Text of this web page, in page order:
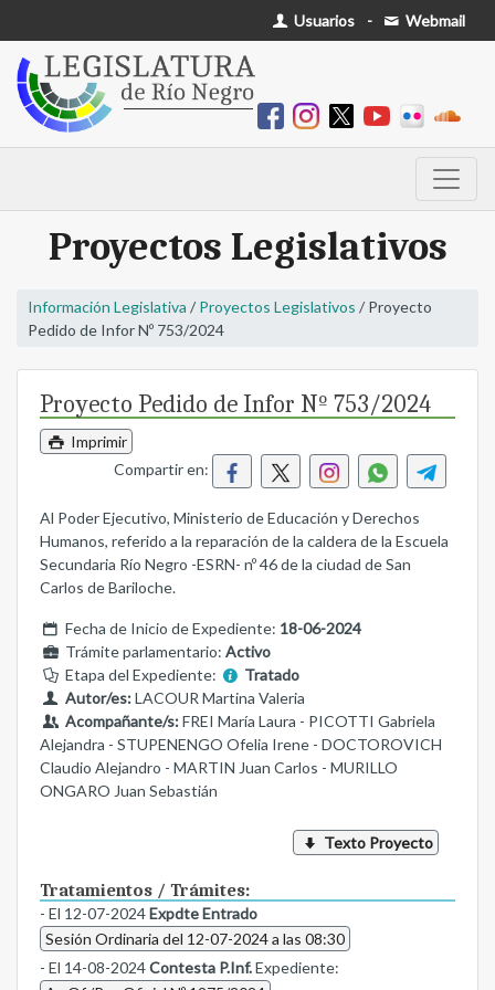
Usuarios - Webmail
Proyectos Legislativos
Información Legislativa / Proyectos Legislativos / Proyecto
Pedido de Infor Nº 753/2024
Proyecto Pedido de Infor Nº 753/2024
Imprimir
Compartir en:
Al Poder Ejecutivo, Ministerio de Educación y Derechos
Humanos, referido a la reparación de la caldera de la Escuela
Secundaria Río Negro -ESRN- nº 46 de la ciudad de San
Carlos de Bariloche.
Fecha de Inicio de Expediente: 18-06-2024
Trámite parlamentario: Activo
Etapa del Expediente:
Tratado
Autor/es:LACOUR Martina Valeria
Acompañante/s:FREI María Laura - PICOTTI Gabriela
Alejandra - STUPENENGO Ofelia Irene - DOCTOROVICH
Claudio Alejandro - MARTIN Juan Carlos - MURILLO
ONGARO Juan Sebastián
Texto Proyecto
Tratamientos / Trámites:
- El 12-07-2024Expdte Entrado
Sesión Ordinaria del 12-07-2024 a las 08:30
- El 14-08-2024Contesta P.Inf.Expediente: